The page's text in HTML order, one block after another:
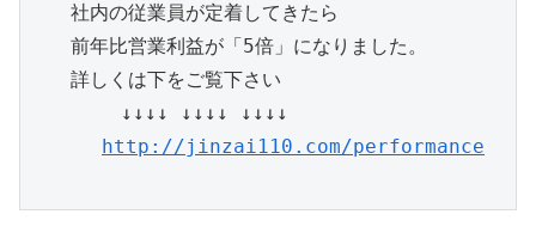
社内の従業員が定着してきたら
前年比営業利益が「5倍」になりました。
詳しくは下をご覧下さい
↓↓↓↓ ↓↓↓↓ ↓↓↓↓
http://jinzai110.com/performance